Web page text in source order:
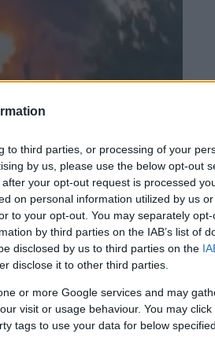
to third parties, or processing of your
by us, please use the below opt-out
your opt-out request is processed
on personal information utilized by us
to your opt-out. You may separately
by third parties on the IAB’s list of
disclosed by us to third parties on the
disclose it to other third parties.
or more Google services and may
visit or usage behaviour. You may
tags to use your data for below
ηΟυκρανίαμία
για απευθείας
Πετρούπολης,
βγουν έξωκαι